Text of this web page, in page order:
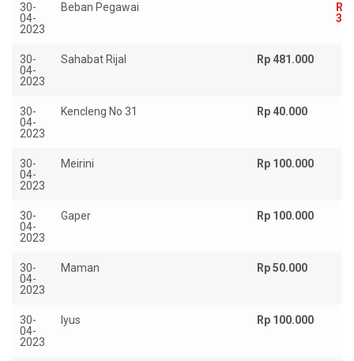
30-
04-
2023
Beban Pegawai
Rp
30-
04-
2023
Sahabat Rijal Rp 481.000
30-
04-
2023
Kencleng No 31 Rp 40.000
30-
04-
2023
Meirini Rp 100.000
30-
04-
2023
Gaper Rp 100.000
30-
04-
2023
Maman Rp 50.000
30-
04-
2023
Iyus Rp 100.000